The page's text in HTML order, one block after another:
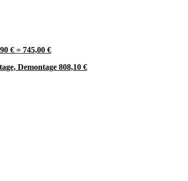
€ = 745,00 €
Demontage 808,10 €